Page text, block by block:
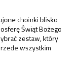
choinki blisko
Świąt Bożego
zestaw, który
wszystkim